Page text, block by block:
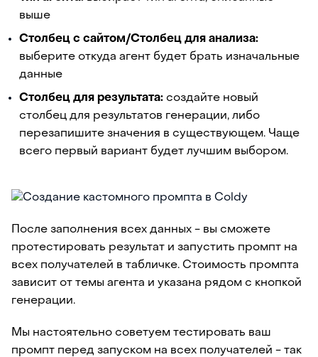
выше
Столбец с сайтом/Столбец для анализа:
выберите откуда агент будет брать изначальные
данные
Столбец для результата: создайте новый
столбец для результатов генерации, либо
перезапишите значения в существующем. Чаще
всего первый вариант будет лучшим выбором.
После заполнения всех данных - вы сможете
протестировать результат и запустить промпт на
всех получателей в табличке. Стоимость промпта
зависит от темы агента и указана рядом с кнопкой
генерации.
Мы настоятельно советуем тестировать ваш
промпт перед запуском на всех получателей - так